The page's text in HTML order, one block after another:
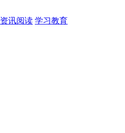
资讯阅读 学习教育